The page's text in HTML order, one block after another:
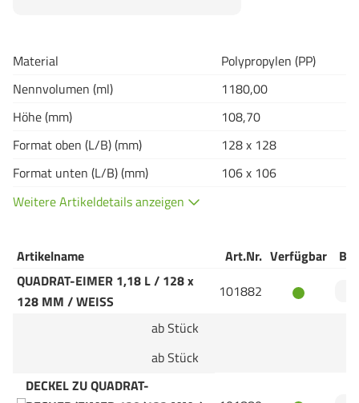
Material
Polypropylen (PP)
Nennvolumen (ml)
1180,00
Höhe (mm)
108,70
Format oben (L/B) (mm)
128 x 128
Format unten (L/B) (mm)
106 x 106
Weitere Artikeldetails anzeigen
Artikelname Art.Nr. Verfügbar
QUADRAT-EIMER 1,18 L / 128 x
128 MM / WEISS
101882
ab Stück
ab Stück
DECKEL ZU QUADRAT-